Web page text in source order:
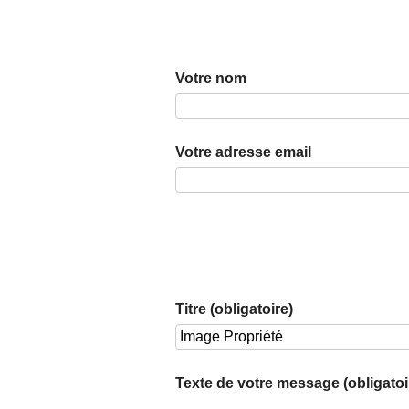
Votre nom
Votre adresse email
Titre (obligatoire)
Texte de votre message